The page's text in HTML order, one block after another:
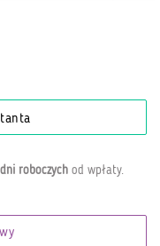
roboczych od wpłaty.